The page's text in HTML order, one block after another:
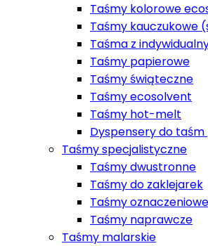
Taśmy kolorowe
Taśmy kauczukowe
Taśma z
Taśmy papierowe
Taśmy świąteczne
Taśmy ecosolvent
Taśmy hot-melt
Dyspensery do
Taśmy specjalistyczne
Taśmy dwustronne
Taśmy do zaklejarek
Taśmy oznaczeniowe
Taśmy naprawcze
Taśmy malarskie